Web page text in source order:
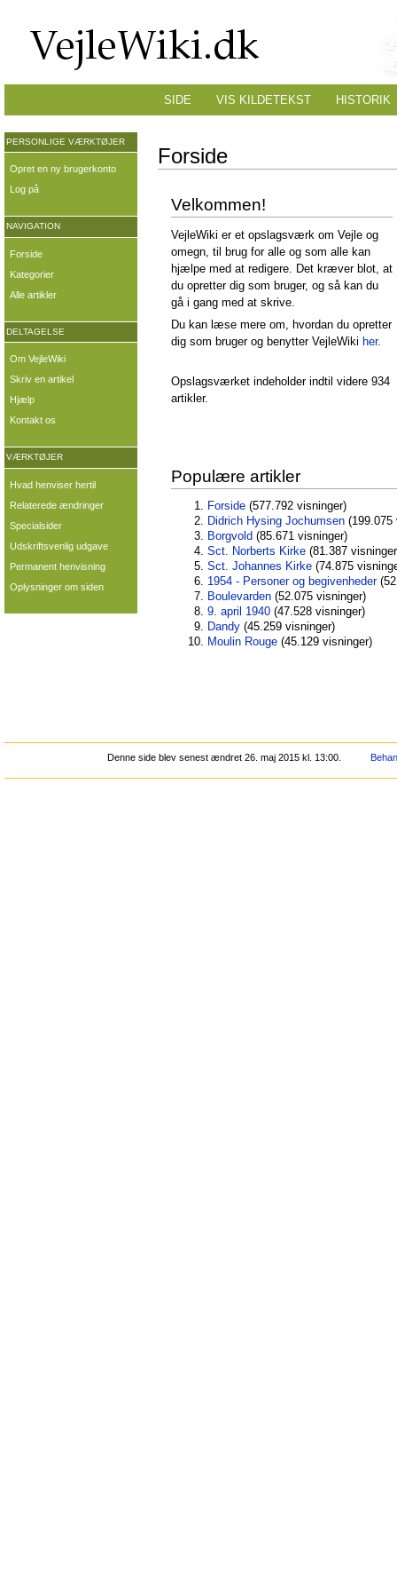
Forside
Velkommen!
VejleWiki er et opslagsværk om Vejle og
omegn, til brug for alle og som alle kan
hjælpe med at redigere. Det kræver blot, at
du opretter dig som bruger, og så kan du
gå i gang med at skrive.
Du kan læse mere om, hvordan du opretter
dig som bruger og benytter VejleWiki her.
Opslagsværket indeholder indtil videre 934
artikler.
Populære artikler
Forside‏‎ (577.792 visninger)
Didrich Hysing Jochumsen (199.075
Borgvold ‏‎ (85.671 visninger)
Sct. Norberts Kirke (81.387
Sct. Johannes Kirke (74.875
1954 - Personer og begivenheder
Boulevarden‏‎ (52.075 visninger)
9. april 1940‏‎ (47.528 visninger)
Dandy‏‎ (45.259 visninger)
Moulin Rouge‏‎ (45.129 visninger)
SIDE VIS KILDETEKST HISTORIK
PERSONLIGE VÆRKTØJER
Opret en ny brugerkonto
Log på
NAVIGATION
Forside
Kategorier
Alle artikler
DELTAGELSE
Om VejleWiki
Skriv en artikel
Hjælp
Kontakt os
VÆRKTØJER
Hvad henviser hertil
Relaterede ændringer
Specialsider
Udskriftsvenlig udgave
Permanent henvisning
Oplysninger om siden
Denne side blev senest ændret 26. maj 2015 kl. 13:00.